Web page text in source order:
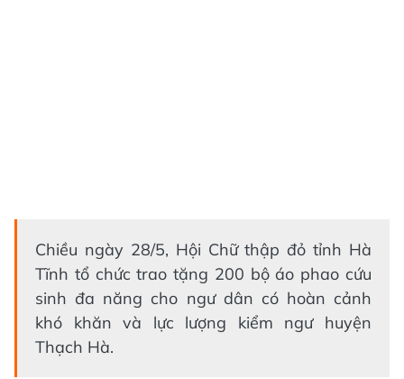
Chiều ngày 28/5, Hội Chữ thập đỏ tỉnh Hà
Tĩnh tổ chức trao tặng 200 bộ áo phao cứu
sinh đa năng cho ngư dân có hoàn cảnh
khó khăn và lực lượng kiểm ngư huyện
Thạch Hà.